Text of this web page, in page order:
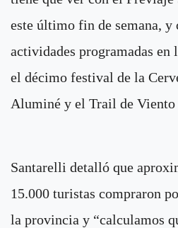
este último fin de semana, y
actividades programadas en
el décimo festival de la
Aluminé y el Trail de Viento
Santarelli detalló que
15.000 turistas compraron
la provincia y “calculamos